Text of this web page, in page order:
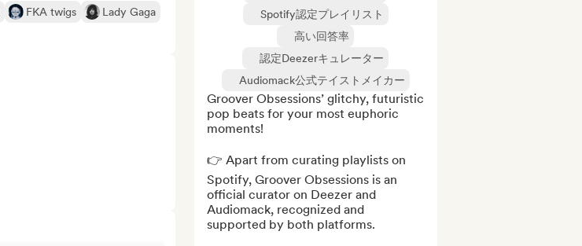
FKA twigs
Lady Gaga
Spotify認定プレイリスト
高い回答率
認定Deezerキュレーター
Audiomack公式テイストメイカー
Groover Obsessions’ glitchy, futuristic
pop beats for your most euphoric
moments!
👉 Apart from curating playlists on
Spotify, Groover Obsessions is an
official curator on Deezer and
Audiomack, recognized and
supported by both platforms.